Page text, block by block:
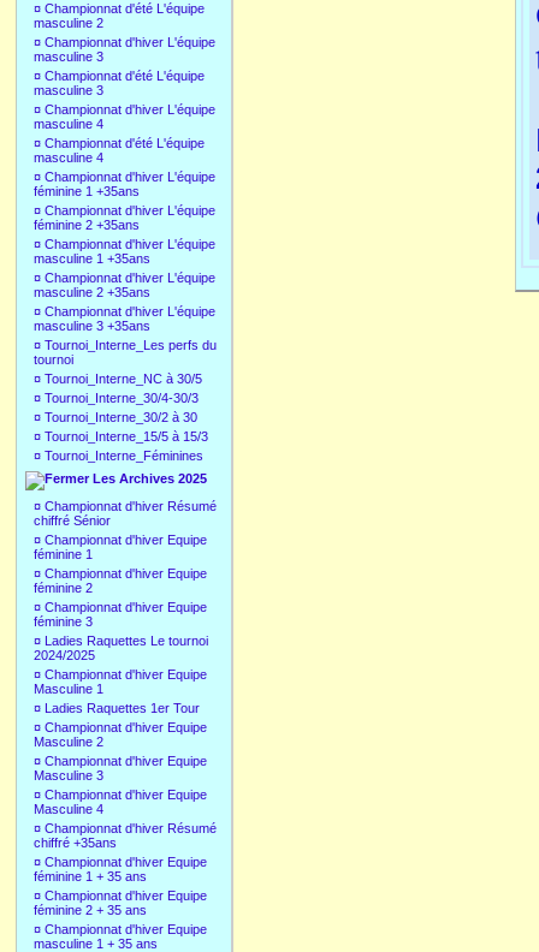
¤ Championnat d'été L'équipe
masculine 2
¤ Championnat d'hiver L'équipe
masculine 3
¤ Championnat d'été L'équipe
masculine 3
¤ Championnat d'hiver L'équipe
masculine 4
¤ Championnat d'été L'équipe
masculine 4
¤ Championnat d'hiver L'équipe
féminine 1 +35ans
¤ Championnat d'hiver L'équipe
féminine 2 +35ans
¤ Championnat d'hiver L'équipe
masculine 1 +35ans
¤ Championnat d'hiver L'équipe
masculine 2 +35ans
¤ Championnat d'hiver L'équipe
masculine 3 +35ans
¤ Tournoi_Interne_Les perfs du
tournoi
¤ Tournoi_Interne_NC à 30/5
¤ Tournoi_Interne_30/4-30/3
¤ Tournoi_Interne_30/2 à 30
¤ Tournoi_Interne_15/5 à 15/3
¤ Tournoi_Interne_Féminines
Les Archives 2025
¤ Championnat d'hiver Résumé
chiffré Sénior
¤ Championnat d'hiver Equipe
féminine 1
¤ Championnat d'hiver Equipe
féminine 2
¤ Championnat d'hiver Equipe
féminine 3
¤ Ladies Raquettes Le tournoi
2024/2025
¤ Championnat d'hiver Equipe
Masculine 1
¤ Ladies Raquettes 1er Tour
¤ Championnat d'hiver Equipe
Masculine 2
¤ Championnat d'hiver Equipe
Masculine 3
¤ Championnat d'hiver Equipe
Masculine 4
¤ Championnat d'hiver Résumé
chiffré +35ans
¤ Championnat d'hiver Equipe
féminine 1 + 35 ans
¤ Championnat d'hiver Equipe
féminine 2 + 35 ans
¤ Championnat d'hiver Equipe
masculine 1 + 35 ans